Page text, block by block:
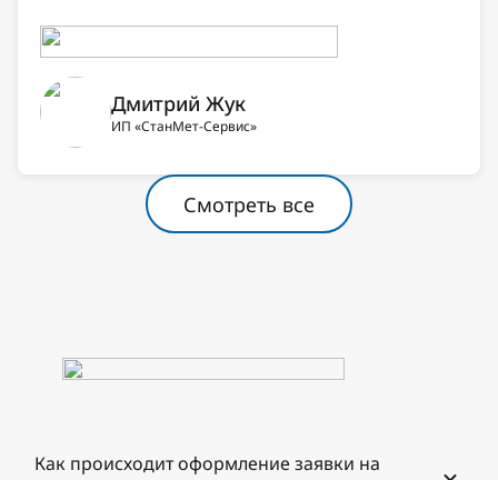
Дмитрий Жук
ИП «СтанМет-Сервис»
Смотреть все
Как происходит оформление заявки на